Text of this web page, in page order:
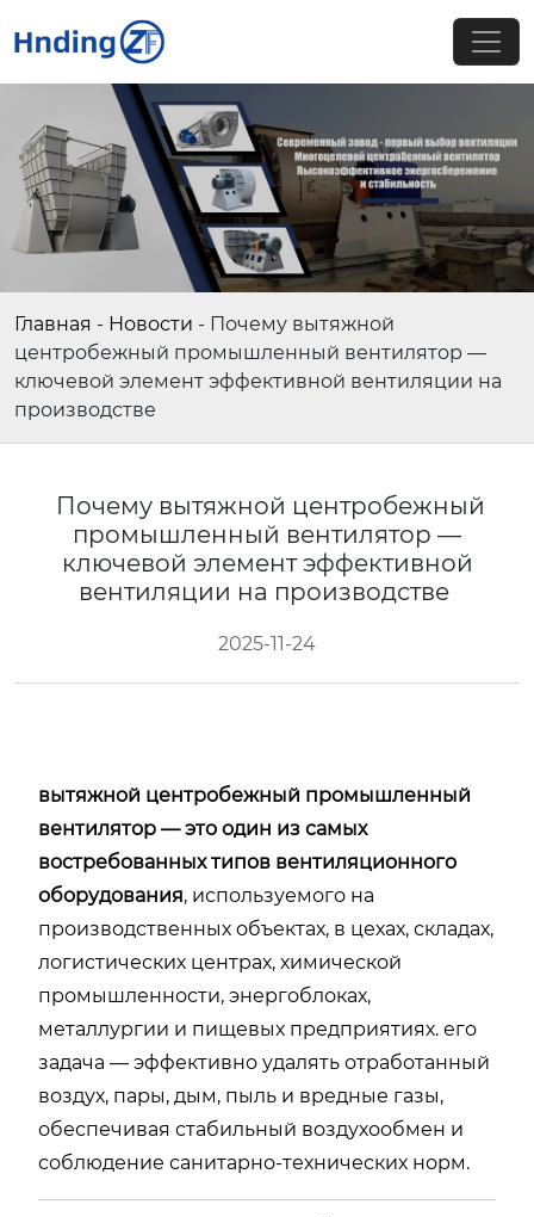
Главная - Новости - Почему вытяжной
центробежный промышленный вентилятор —
ключевой элемент эффективной вентиляции на
производстве
Почему вытяжной центробежный
промышленный вентилятор —
ключевой элемент эффективной
вентиляции на производстве
2025-11-24
вытяжной центробежный промышленный
вентилятор — это один из самых
востребованных типов вентиляционного
оборудования, используемого на
производственных объектах, в цехах, складах,
логистических центрах, химической
промышленности, энергоблоках,
металлургии и пищевых предприятиях. его
задача — эффективно удалять отработанный
воздух, пары, дым, пыль и вредные газы,
обеспечивая стабильный воздухообмен и
соблюдение санитарно-технических норм.